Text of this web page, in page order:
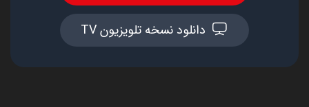
دانلود نسخه تلویزیون TV